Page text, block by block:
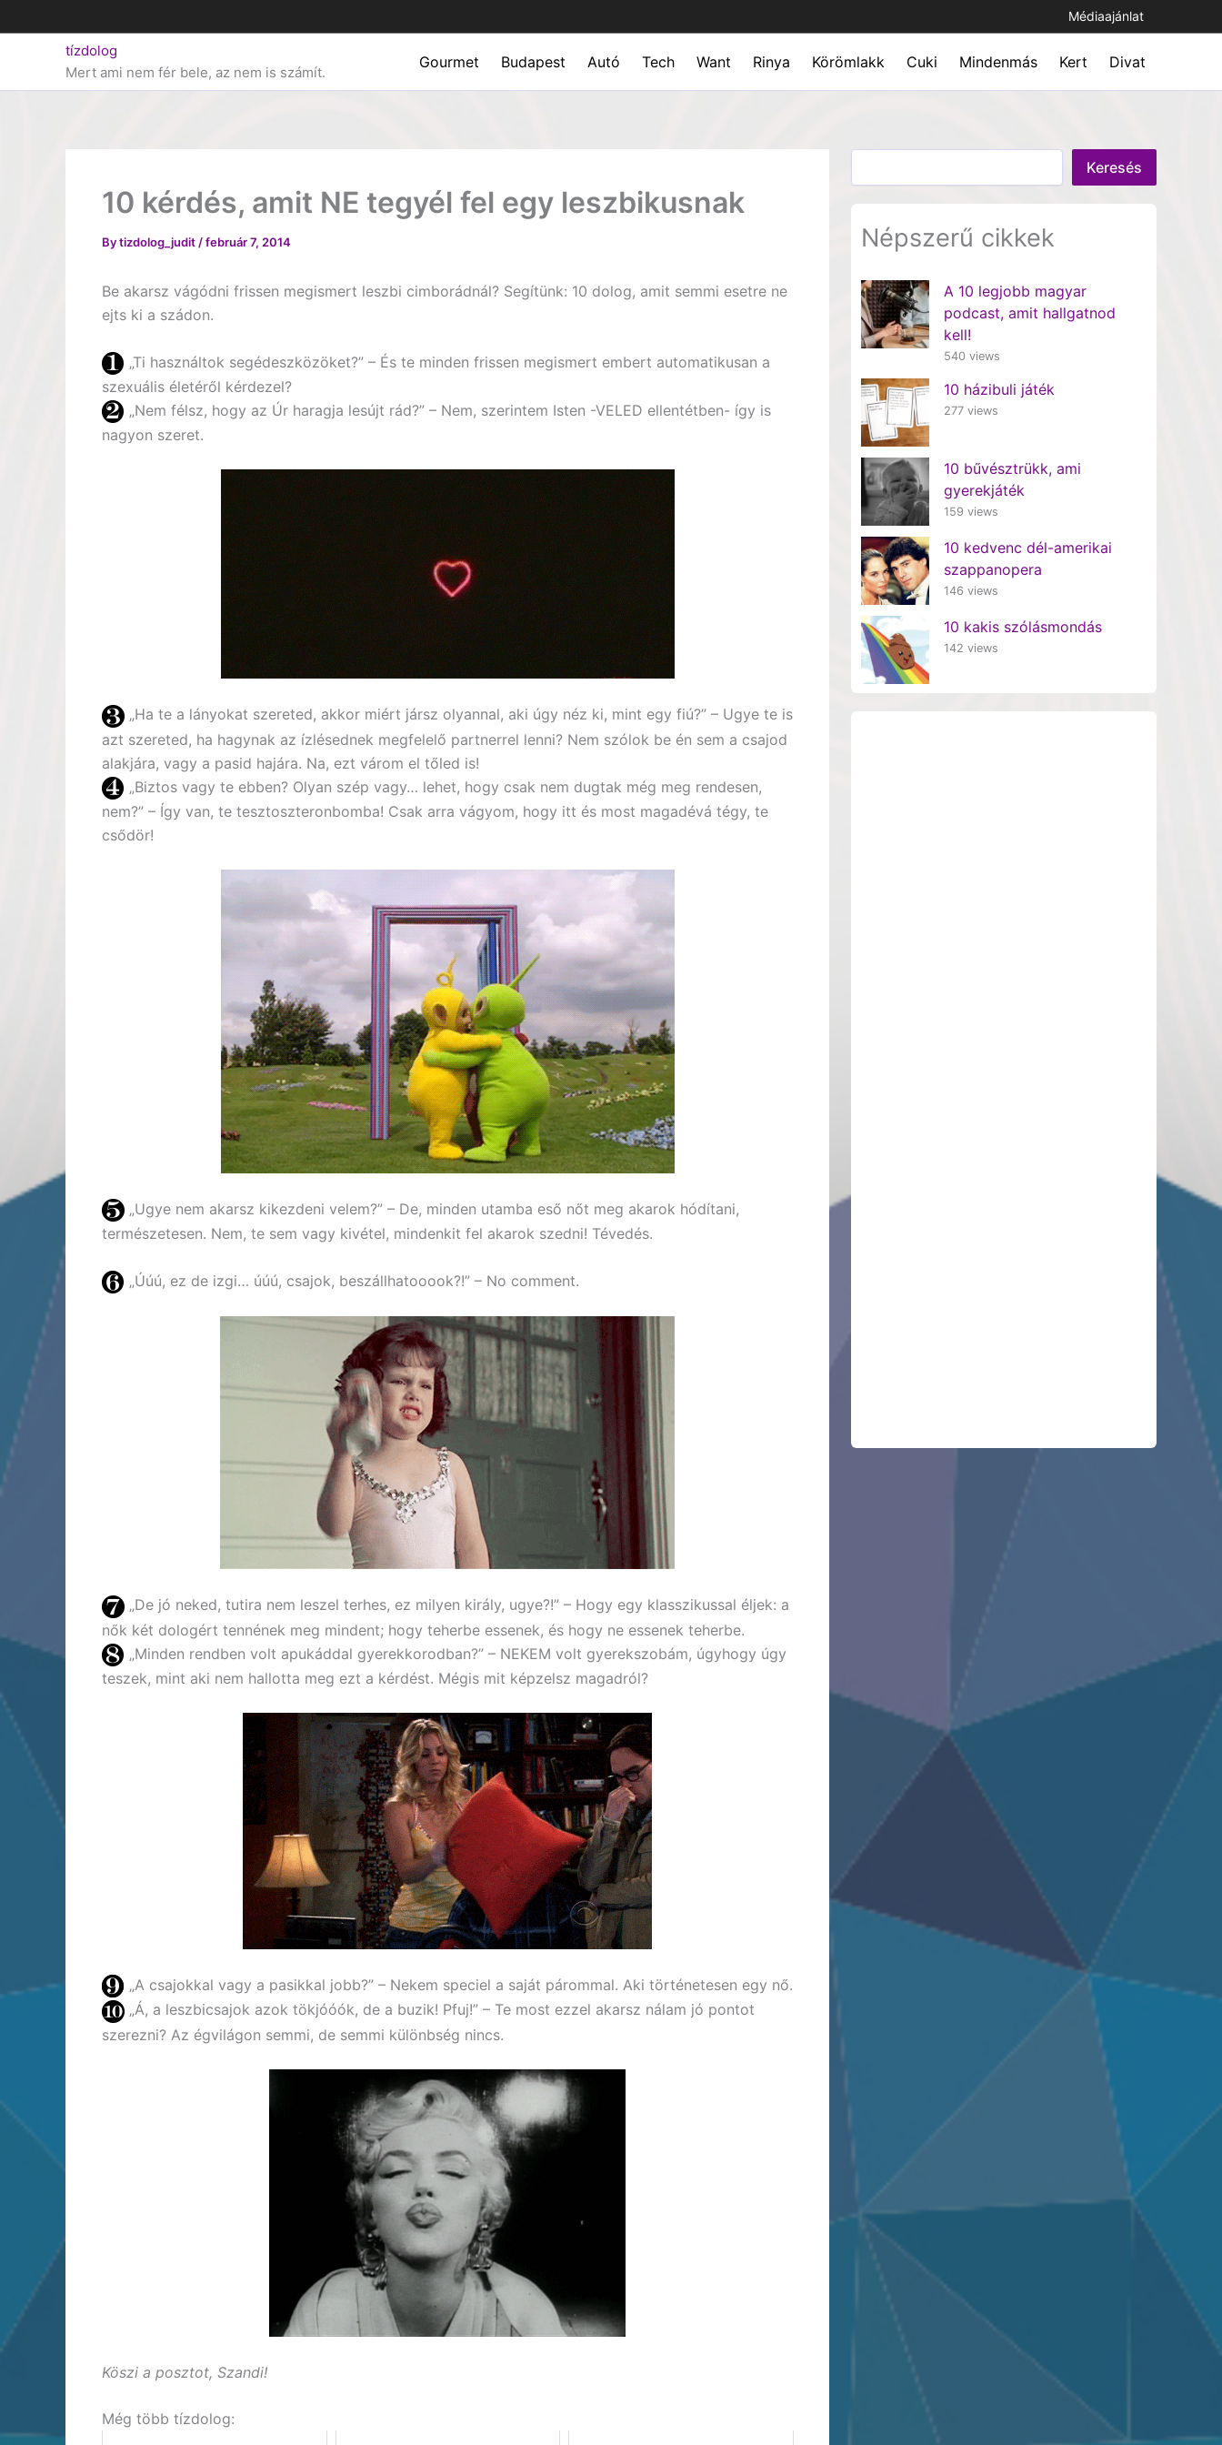
to
Médiaajánlat
tízdolog
Mert ami nem fér bele, az nem is számít.
Gourmet Budapest Autó Tech Want Rinya Körömlakk Cuki Mindenmás Kert Divat
10 kérdés, amit NE tegyél fel egy leszbikusnak
Bytizdolog_judit /február 7, 2014
Be akarsz vágódni frissen megismert leszbi cimborádnál? Segítünk: 10 dolog, amit semmi esetre ne
ejts ki a szádon.
„Ti használtok segédeszközöket?” – És te minden frissen megismert embert automatikusan a
szexuális életéről kérdezel?
„Nem félsz, hogy az Úr haragja lesújt rád?” – Nem, szerintem Isten -VELED ellentétben- így is
nagyon szeret.
„Ha te a lányokat szereted, akkor miért jársz olyannal, aki úgy néz ki, mint egy fiú?” – Ugye te is
azt szereted, ha hagynak az ízlésednek megfelelő partnerrel lenni? Nem szólok be én sem a csajod
alakjára, vagy a pasid hajára. Na, ezt várom el tőled is!
„Biztos vagy te ebben? Olyan szép vagy… lehet, hogy csak nem dugtak még meg rendesen,
nem?” – Így van, te tesztoszteronbomba! Csak arra vágyom, hogy itt és most magadévá tégy, te
csődör!
„Ugye nem akarsz kikezdeni velem?” – De, minden utamba eső nőt meg akarok hódítani,
természetesen. Nem, te sem vagy kivétel, mindenkit fel akarok szedni! Tévedés.
„Úúú, ez de izgi… úúú, csajok, beszállhatooook?!” – No comment.
„De jó neked, tutira nem leszel terhes, ez milyen király, ugye?!” – Hogy egy klasszikussal éljek: a
nők két dologért tennének meg mindent; hogy teherbe essenek, és hogy ne essenek teherbe.
„Minden rendben volt apukáddal gyerekkorodban?” – NEKEM volt gyerekszobám, úgyhogy úgy
teszek, mint aki nem hallotta meg ezt a kérdést. Mégis mit képzelsz magadról?
„A csajokkal vagy a pasikkal jobb?” – Nekem speciel a saját párommal. Aki történetesen egy nő.
„Á, a leszbicsajok azok tökjóóók, de a buzik! Pfuj!” – Te most ezzel akarsz nálam jó pontot
szerezni? Az égvilágon semmi, de semmi különbség nincs.
Köszi a posztot, Szandi!
Még több tízdolog:
Keresés
Népszerű cikkek
A 10 legjobb magyar
podcast, amit hallgatnod
kell!
540 views
10 házibuli játék
277 views
10 bűvésztrükk, ami
gyerekjáték
159 views
10 kedvenc dél-amerikai
szappanopera
146 views
10 kakis szólásmondás
142 views